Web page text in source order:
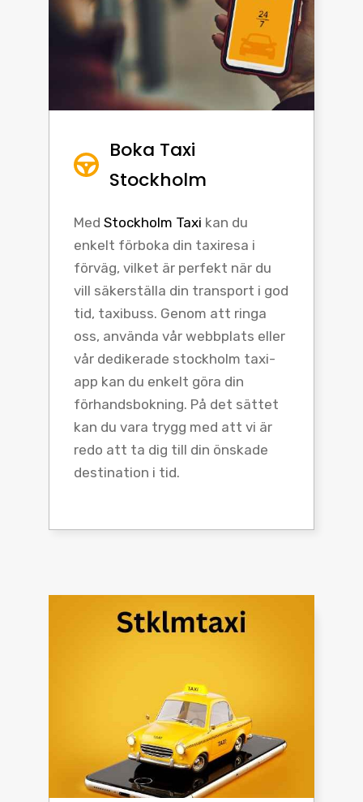
Boka Taxi
Stockholm
Med Stockholm Taxi kan du
enkelt förboka din taxiresa i
förväg, vilket är perfekt när du
vill säkerställa din transport i god
tid, taxibuss. Genom att ringa
oss, använda vår webbplats eller
vår dedikerade stockholm taxi-
app kan du enkelt göra din
förhandsbokning. På det sättet
kan du vara trygg med att vi är
redo att ta dig till din önskade
destination i tid.